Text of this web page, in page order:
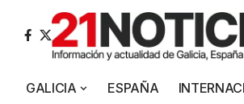
GALICIA ESPAÑA